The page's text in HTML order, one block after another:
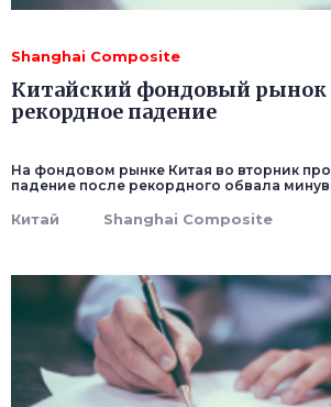
Shanghai Composite
Китайский фондовый
рекордное падение
На фондовом рынке Китая во вторник
падение после рекордного обвала
Китай Shanghai Composite